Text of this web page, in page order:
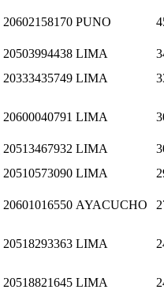
20602158170 PUNO
20503994438 LIMA
20333435749 LIMA
20600040791 LIMA
20513467932 LIMA
20510573090 LIMA
20601016550 AYACUCHO
20518293363 LIMA
20518821645 LIMA